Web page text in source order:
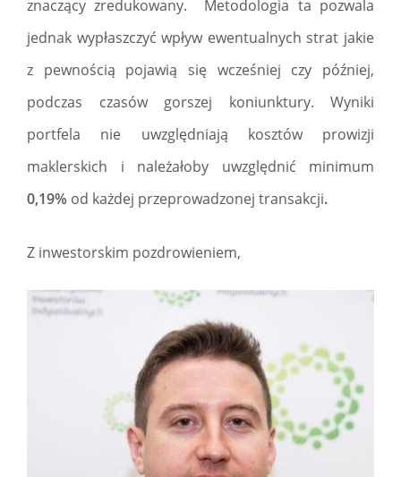
znaczący zredukowany. Metodologia ta pozwala
jednak wypłaszczyć wpływ ewentualnych strat jakie
z pewnością pojawią się wcześniej czy później,
podczas czasów gorszej koniunktury. Wyniki
portfela nie uwzględniają kosztów prowizji
maklerskich i należałoby uwzględnić minimum
0,19% od każdej przeprowadzonej transakcji.
Z inwestorskim pozdrowieniem,